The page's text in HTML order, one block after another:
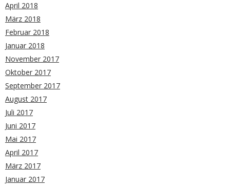
April 2018
März 2018
Februar 2018
Januar 2018
November 2017
Oktober 2017
September 2017
August 2017
Juli 2017
Juni 2017
Mai 2017
April 2017
März 2017
Januar 2017